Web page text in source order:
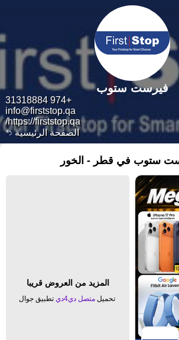
الصفحة الرئيسية
+974 31318884
info@firststop.qa
https://firststop.qa/
فيرست ستوب
ستوب في قطر - الخور
المزيد من العروض قريبا
تحميل متصل دي4دي تطبيق جوال